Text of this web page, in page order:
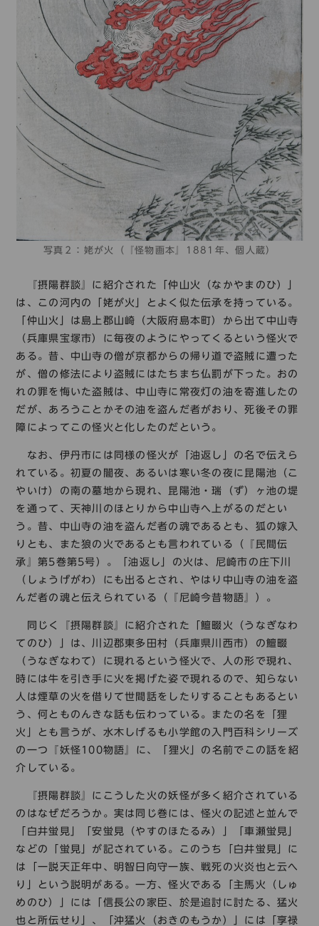
写真２：姥が火（『怪物画本』1881年、個人蔵）
『摂陽群談』に紹介された「仲山火（なかやまのひ）」
は、この河内の「姥が火」とよく似た伝承を持っている。
「仲山火」は島上郡山崎（大阪府島本町）から出て中山寺
（兵庫県宝塚市）に毎夜のようにやってくるという怪火で
ある。昔、中山寺の僧が京都からの帰り道で盗賊に遭った
が、僧の修法により盗賊にはたちまち仏罰が下った。おの
れの罪を悔いた盗賊は、中山寺に常夜灯の油を寄進したの
だが、あろうことかその油を盗んだ者がおり、死後その罪
障によってこの怪火と化したのだという。
なお、伊丹市には同様の怪火が「油返し」の名で伝えら
れている。初夏の闇夜、あるいは寒い冬の夜に昆陽池（こ
やいけ）の南の墓地から現れ、昆陽池・瑞（ず）ヶ池の堤
を通って、天神川のほとりから中山寺へ上がるのだとい
う。昔、中山寺の油を盗んだ者の魂であるとも、狐の嫁入
りとも、また狼の火であるとも言われている（『民間伝
承』第5巻第5号）。「油返し」の火は、尼崎市の庄下川
（しょうげがわ）にも出るとされ、やはり中山寺の油を盗
んだ者の魂と伝えられている（『尼崎今昔物語』）。
同じく『摂陽群談』に紹介された「鱣畷火（うなぎなわ
てのひ）」は、川辺郡東多田村（兵庫県川西市）の鱣畷
（うなぎなわて）に現れるという怪火で、人の形で現れ、
時には牛を引き手に火を掲げた姿で現れるので、知らない
人は煙草の火を借りて世間話をしたりすることもあるとい
う、何とものんきな話も伝わっている。またの名を「狸
火」とも言うが、水木しげるも小学館の入門百科シリーズ
の一つ『妖怪100物語』に、「狸火」の名前でこの話を紹
介している。
『摂陽群談』にこうした火の妖怪が多く紹介されている
のはなぜだろうか。実は同じ巻には、怪火の記述と並んで
「白井蛍見」「安蛍見（やすのほたるみ）」「車瀬蛍見」
などの「蛍見」が記されている。このうち「白井蛍見」に
は「一説天正年中、明智日向守一族、戦死の火炎也と云へ
り」という説明がある。一方、怪火である「主馬火（しゅ
めのひ）」には「信長公の家臣、於是追討に討たる、猛火
也と所伝せり」、「沖猛火（おきのもうか）」には「享禄